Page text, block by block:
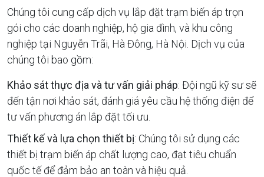
Chúng tôi cung cấp dịch vụ lắp đặt trạm biến áp trọn
gói cho các doanh nghiệp, hộ gia đình, và khu công
nghiệp tại Nguyễn Trãi, Hà Đông, Hà Nội. Dịch vụ của
chúng tôi bao gồm:
Khảo sát thực địa và tư vấn giải pháp: Đội ngũ kỹ sư sẽ
đến tận nơi khảo sát, đánh giá yêu cầu hệ thống điện để
tư vấn phương án lắp đặt tối ưu.
Thiết kế và lựa chọn thiết bị: Chúng tôi sử dụng các
thiết bị trạm biến áp chất lượng cao, đạt tiêu chuẩn
quốc tế để đảm bảo an toàn và hiệu quả.